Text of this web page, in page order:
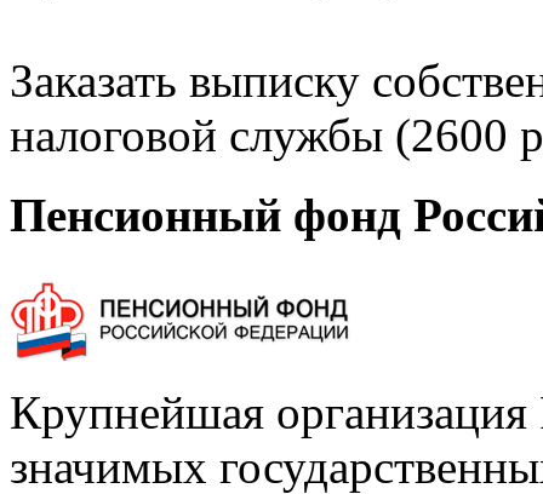
Заказать выписку
налоговой службы (2600
Пенсионный фонд
Крупнейшая
значимых